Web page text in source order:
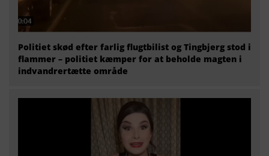
Politiet skød efter farlig flugtbilist og Tingbjerg stod i
flammer – politiet kæmper for at beholde magten i
indvandrertætte område